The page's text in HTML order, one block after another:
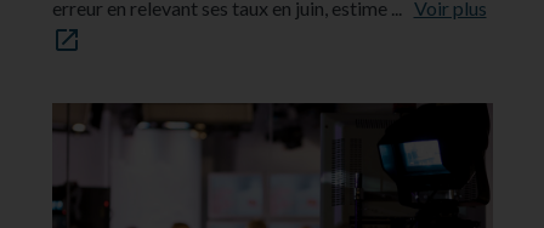
erreur en relevant ses taux en juin, estime ... Voir plus